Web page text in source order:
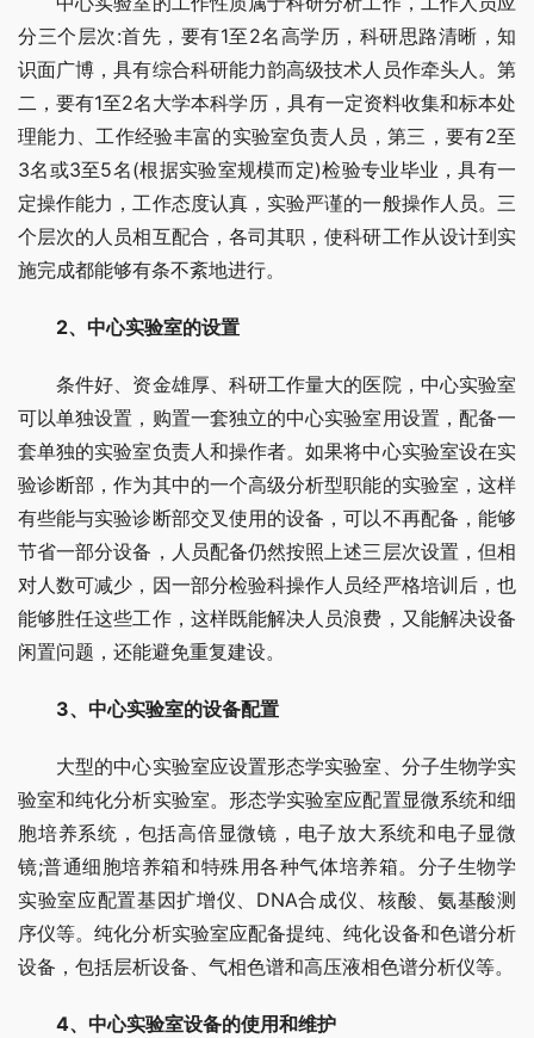
分三个层次:首先，要有1至2名高学历，科研思路清晰，知
识面广博，具有综合科研能力韵高级技术人员作牵头人。第
二，要有1至2名大学本科学历，具有一定资料收集和标本处
理能力、工作经验丰富的实验室负责人员，第三，要有2至
3名或3至5名(根据实验室规模而定)检验专业毕业，具有一
定操作能力，工作态度认真，实验严谨的一般操作人员。三
个层次的人员相互配合，各司其职，使科研工作从设计到实
施完成都能够有条不紊地进行。
2、中心实验室的设置
条件好、资金雄厚、科研工作量大的医院，中心实验室
可以单独设置，购置一套独立的中心实验室用设置，配备一
套单独的实验室负责人和操作者。如果将中心实验室设在实
验诊断部，作为其中的一个高级分析型职能的实验室，这样
有些能与实验诊断部交叉使用的设备，可以不再配备，能够
节省一部分设备，人员配备仍然按照上述三层次设置，但相
对人数可减少，因一部分检验科操作人员经严格培训后，也
能够胜任这些工作，这样既能解决人员浪费，又能解决设备
闲置问题，还能避免重复建设。
3、中心实验室的设备配置
大型的中心实验室应设置形态学实验室、分子生物学实
验室和纯化分析实验室。形态学实验室应配置显微系统和细
胞培养系统，包括高倍显微镜，电子放大系统和电子显微
镜;普通细胞培养箱和特殊用各种气体培养箱。分子生物学
实验室应配置基因扩增仪、DNA合成仪、核酸、氨基酸测
序仪等。纯化分析实验室应配备提纯、纯化设备和色谱分析
设备，包括层析设备、气相色谱和高压液相色谱分析仪等。
4、中心实验室设备的使用和维护